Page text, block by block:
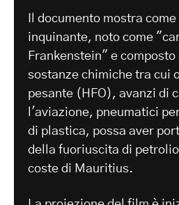
Il documento mostra
inquinante, noto come
Frankenstein" e
sostanze chimiche tra cui
pesante (HFO), avanzi di
l'aviazione, pneumatici
di plastica, possa aver
della fuoriuscita di
coste di Mauritius.